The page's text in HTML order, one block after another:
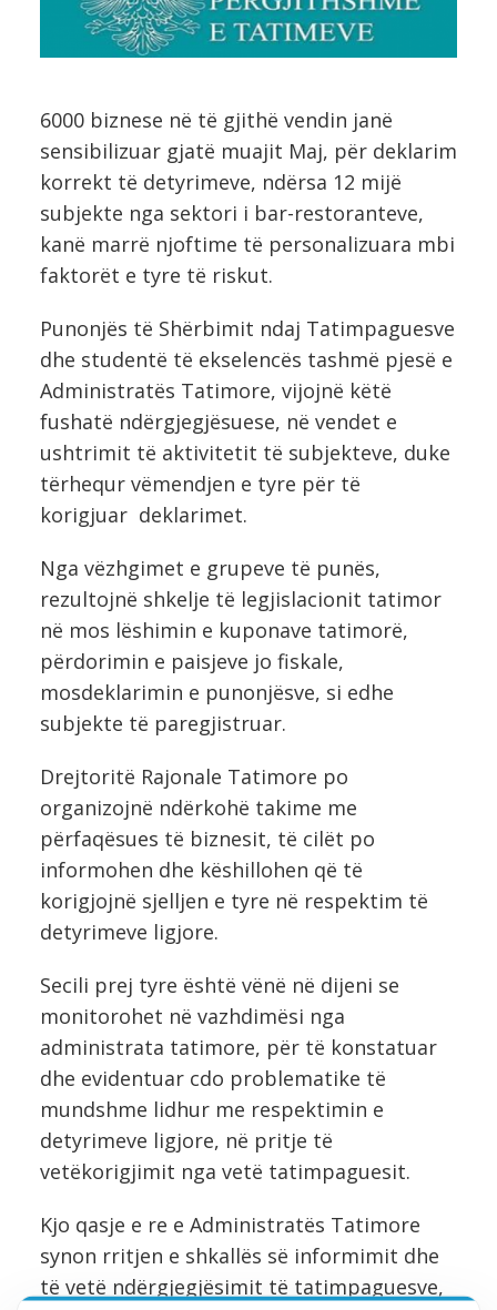
6000 biznese në të gjithë vendin janë
sensibilizuar gjatë muajit Maj, për deklarim
korrekt të detyrimeve, ndërsa 12 mijë
subjekte nga sektori i bar-restoranteve,
kanë marrë njoftime të personalizuara mbi
faktorët e tyre të riskut.
Punonjës të Shërbimit ndaj Tatimpaguesve
dhe studentë të ekselencës tashmë pjesë e
Administratës Tatimore, vijojnë këtë
fushatë ndërgjegjësuese, në vendet e
ushtrimit të aktivitetit të subjekteve, duke
tërhequr vëmendjen e tyre për të
korigjuar deklarimet.
Nga vëzhgimet e grupeve të punës,
rezultojnë shkelje të legjislacionit tatimor
në mos lëshimin e kuponave tatimorë,
përdorimin e paisjeve jo fiskale,
mosdeklarimin e punonjësve, si edhe
subjekte të paregjistruar.
Drejtoritë Rajonale Tatimore po
organizojnë ndërkohë takime me
përfaqësues të biznesit, të cilët po
informohen dhe këshillohen që të
korigjojnë sjelljen e tyre në respektim të
detyrimeve ligjore.
Secili prej tyre është vënë në dijeni se
monitorohet në vazhdimësi nga
administrata tatimore, për të konstatuar
dhe evidentuar cdo problematike të
mundshme lidhur me respektimin e
detyrimeve ligjore, në pritje të
vetëkorigjimit nga vetë tatimpaguesit.
Kjo qasje e re e Administratës Tatimore
synon rritjen e shkallës së informimit dhe
të vetë ndërgjegjësimit të tatimpaguesve,